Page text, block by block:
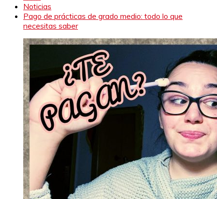
Noticias
Pago de prácticas de grado medio: todo lo que
necesitas saber